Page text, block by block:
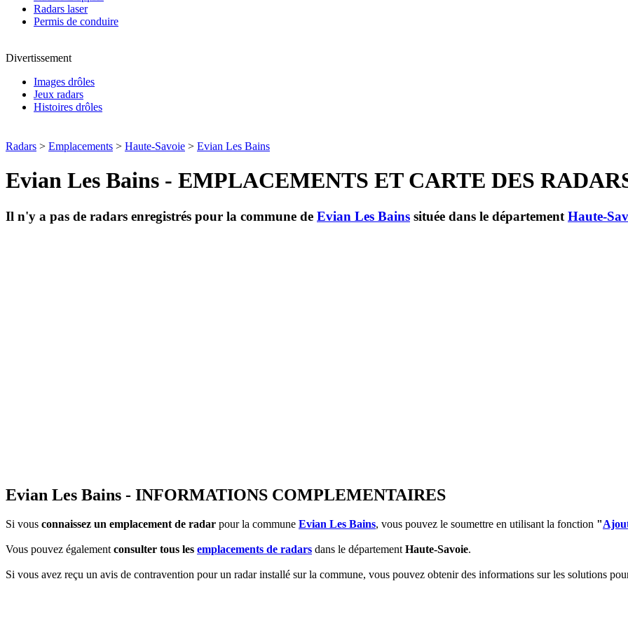
Radars laser
Permis de conduire
Divertissement
Images drôles
Jeux radars
Histoires drôles
Radars > Emplacements > Haute-Savoie > Evian Les Bains
Evian Les Bains - EMPLACEMENTS ET CARTE DES
Il n'y a pas de radars enregistrés pour la commune de Evian Les Bains située dans le département Haute-
Evian Les Bains - INFORMATIONS COMPLEMENTAIRES
Si vous connaissez un emplacement de radar pour la commune Evian Les Bains, vous pouvez le soumettre en utilisant la fonction "
Vous pouvez égalementconsulter tous les emplacements de radars dans le départementHaute-Savoie.
Si vous avez reçu un avis de contravention pour un radar installé sur la commune, vous pouvez obtenir des informations sur les solutions